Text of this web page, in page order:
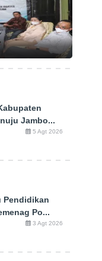
Jambo...
5 Agt 2026
Pendidikan
Po...
3 Agt 2026